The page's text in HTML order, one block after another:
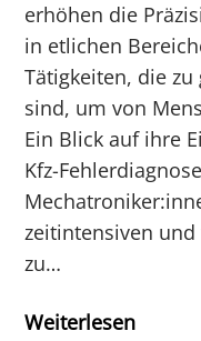
erhöhen die
in etlichen
Tätigkeiten, die
sind, um von
Ein Blick auf ihre
Kfz-
zeitintensiven
zu…
Weiterlesen